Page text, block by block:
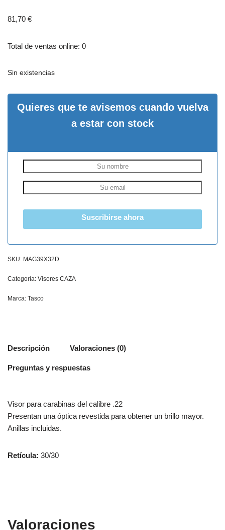
81,70 €
Total de ventas online: 0
Sin existencias
Quieres que te avisemos cuando vuelva
a estar con stock
Suscribirse ahora
SKU: MAG39X32D
Categoría: Visores CAZA
Marca: Tasco
Descripción Valoraciones (0)
Preguntas y respuestas
Visor para carabinas del calibre .22
Presentan una óptica revestida para obtener un brillo mayor.
Anillas incluidas.
Retícula: 30/30
Valoraciones